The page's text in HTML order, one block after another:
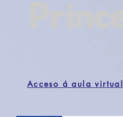
Acceso á aula virtual